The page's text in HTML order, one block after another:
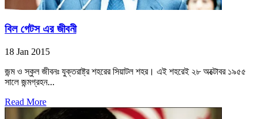
বিল গেটস এর জীবনী
18 Jan 2015
জন্ম ও স্কুল জীবনঃ যুক্তরাষ্ট্র শহরের সিয়াটল শহর। এই শহরেই ২৮ অক্টোবর ১৯৫৫
সালে জন্মগ্রহন...
Read More